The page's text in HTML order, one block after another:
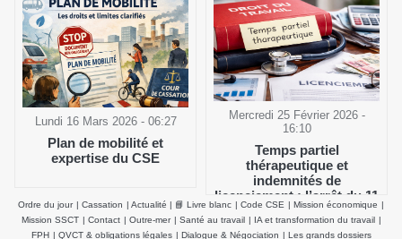
Lundi 16 Mars 2026 - 06:27
Plan de mobilité et
expertise du CSE
Mercredi 25 Février 2026 -
16:10
Temps partiel
thérapeutique et
indemnités de
licenciement : l’arrêt du 11
février 2026 de la Cour de
cassation clarifie le salaire
Ordre du jour | Cassation | Actualité | 📘 Livre blanc | Code CSE | Mission économique |
Mission SSCT | Contact | Outre-mer | Santé au travail | IA et transformation du travail |
FPH | QVCT & obligations légales | Dialogue & Négociation | Les grands dossiers